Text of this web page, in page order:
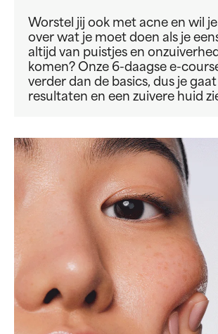
Worstel jij ook met acne en wil
over wat je moet doen als je
altijd van puistjes en
komen? Onze 6-daagse e-
verder dan de basics, dus je
resultaten en een zuivere huid